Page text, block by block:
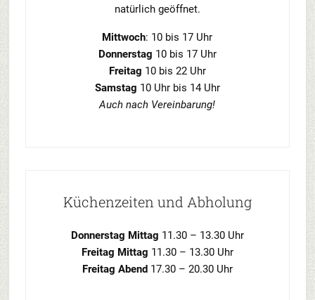
natürlich geöffnet.
Mittwoch: 10 bis 17 Uhr
Donnerstag 10 bis 17 Uhr
Freitag 10 bis 22 Uhr
Samstag 10 Uhr bis 14 Uhr
Auch nach Vereinbarung!
Küchenzeiten und Abholung
Donnerstag Mittag 11.30 – 13.30 Uhr
Freitag Mittag 11.30 – 13.30 Uhr
Freitag Abend 17.30 – 20.30 Uhr